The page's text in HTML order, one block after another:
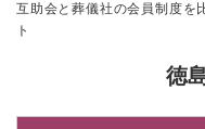
互助会と葬儀社の会員制度を
ト
徳